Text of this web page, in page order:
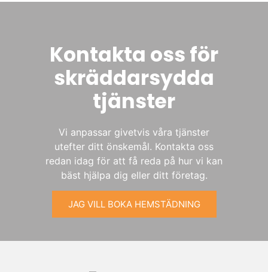
Kontakta oss för
skräddarsydda
tjänster
Vi anpassar givetvis våra tjänster
utefter ditt önskemål. Kontakta oss
redan idag för att få reda på hur vi kan
bäst hjälpa dig eller ditt företag.
JAG VILL BOKA HEMSTÄDNING